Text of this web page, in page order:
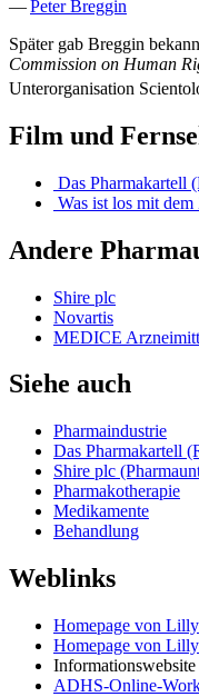
—Peter Breggin
Später gab Breggin
Commission on Human
Unterorganisation
Film und
Das Pharmakartell
Was ist los mit
Andere
Shire plc
Novartis
MEDICE
Siehe auch
Pharmaindustrie
Das Pharmakartell
Shire plc
Pharmakotherapie
Medikamente
Behandlung
Weblinks
Homepage von Lilly
Homepage von
Informationswebsite
ADHS-Online-